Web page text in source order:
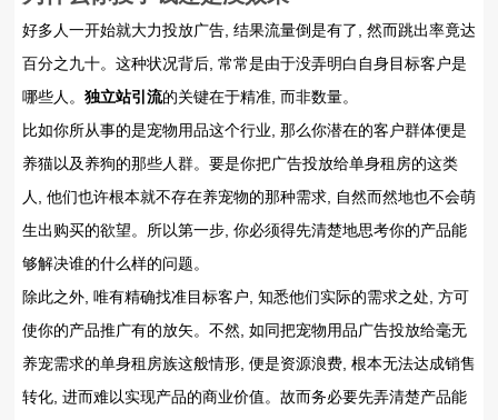
好多人一开始就大力投放广告, 结果流量倒是有了, 然而跳出率竟达
百分之九十。这种状况背后, 常常是由于没弄明白自身目标客户是
哪些人。 独立站引流的关键在于精准, 而非数量。
比如你所从事的是宠物用品这个行业, 那么你潜在的客户群体便是
养猫以及养狗的那些人群。要是你把广告投放给单身租房的这类
人, 他们也许根本就不存在养宠物的那种需求, 自然而然地也不会萌
生出购买的欲望。所以第一步, 你必须得先清楚地思考你的产品能
够解决谁的什么样的问题。
除此之外, 唯有精确找准目标客户, 知悉他们实际的需求之处, 方可
使你的产品推广有的放矢。不然, 如同把宠物用品广告投放给毫无
养宠需求的单身租房族这般情形, 便是资源浪费, 根本无法达成销售
转化, 进而难以实现产品的商业价值。故而务必要先弄清楚产品能